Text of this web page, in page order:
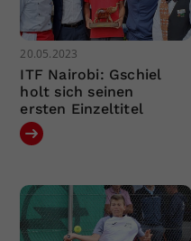
20.05.2023
ITF Nairobi: Gschiel
holt sich seinen
ersten Einzeltitel